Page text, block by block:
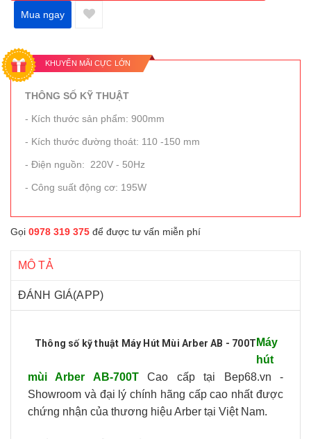
Mua ngay
KHUYẾN MÃI CỰC LỚN
THÔNG SỐ KỸ THUẬT
- Kích thước sản phẩm: 900mm
- Kích thước đường thoát: 110 -150 mm
- Điện nguồn: 220V - 50Hz
- Công suất động cơ: 195W
Gọi 0978 319 375 để được tư vấn miễn phí
MÔ TẢ
ĐÁNH GIÁ(APP)
Thông số kỹ thuật Máy Hút Mùi Arber AB - 700T Máy
hút
mùi Arber AB-700T
Cao cấp tại Bep68.vn -
Showroom và đại lý chính hãng cấp cao nhất được
chứng nhận của thương hiệu Arber tại Việt Nam.